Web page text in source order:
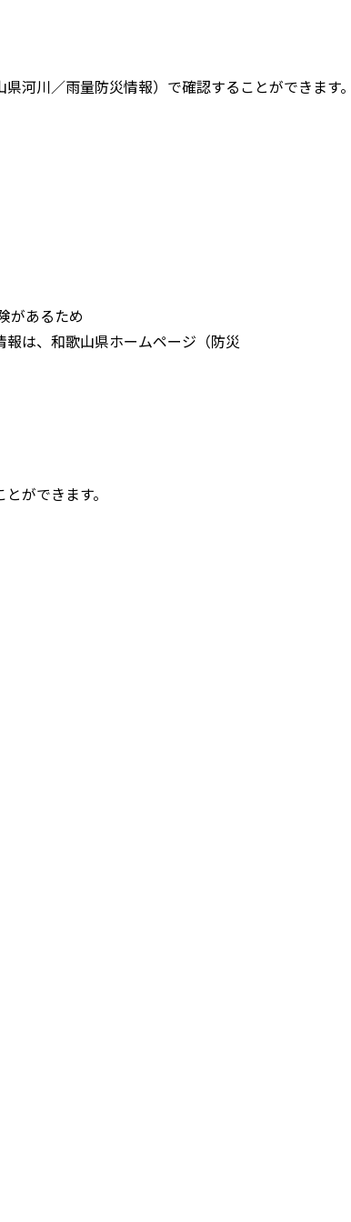
川／雨量防災情報）で確認することができます。
があるため
は、和歌山県ホームページ（防災
ができます。